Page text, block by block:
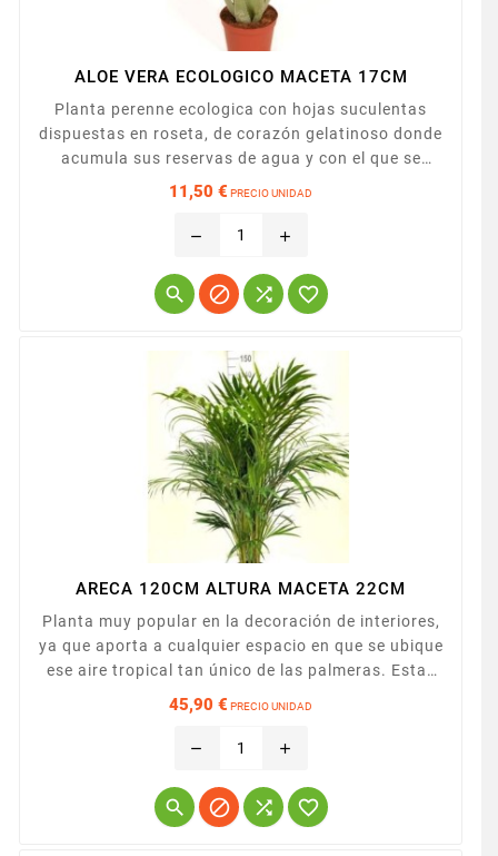
ALOE VERA ECOLOGICO MACETA 17CM
Planta perenne ecologica con hojas suculentas
dispuestas en roseta, de corazón gelatinoso donde
acumula sus reservas de agua y con el que se
preparan gran cantidad de productos
debiendose tener cuidado también con el exceso de
11,50 € PRECIO UNIDAD
remove add
   
ARECA 120CM ALTURA MACETA 22CM
Planta muy popular en la decoración de interiores,
ya que aporta a cualquier espacio en que se ubique
ese aire tropical tan único de las palmeras. Estas
plantas son también muy apreciadas por su
capacidad de eliminar las toxinas del aire.
Presentada en maceta de 22cm
45,90 € PRECIO UNIDAD
remove add
   